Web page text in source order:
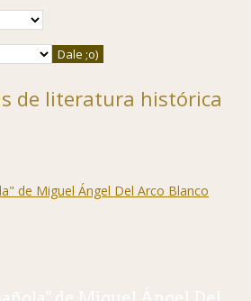
de literatura histórica